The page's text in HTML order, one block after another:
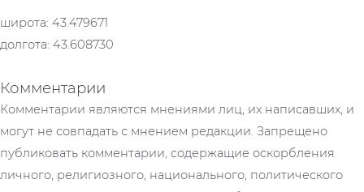
широта: 43.479671
долгота: 43.608730
Комментарии
Комментарии являются мнениями лиц, их написавших, и
могут не совпадать с мнением редакции. Запрещено
публиковать комментарии, содержащие оскорбления
личного, религиозного, национального, политического